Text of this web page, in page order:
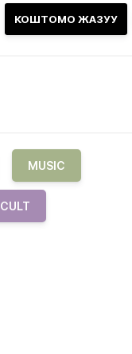
КОШТОМО ЖАЗУУ
MUSIC
CULT